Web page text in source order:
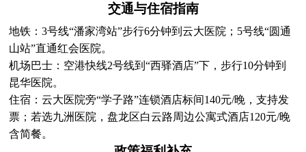
交通与住宿指南
地铁：3号线“潘家湾站”步行6分钟到云大医院；5号线“圆通
山站”直通红会医院。
机场巴士：空港快线2号线到“西驿酒店”下，步行10分钟到
昆华医院。
住宿：云大医院旁“学子路”连锁酒店标间140元/晚，支持发
票；若选九洲医院，盘龙区白云路周边公寓式酒店120元/晚
含简餐。